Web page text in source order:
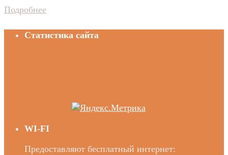
Подробнее
Статистика сайта
WI-FI
Предоставляют бесплатный интернет: